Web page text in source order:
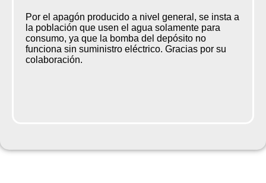
Por el apagón producido a nivel general, se insta a
la población que usen el agua solamente para
consumo, ya que la bomba del depósito no
funciona sin suministro eléctrico. Gracias por su
colaboración.